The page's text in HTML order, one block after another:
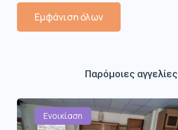
Εμφάνιση όλων
Παρόμοιες αγγελίες
Ενοικίαση